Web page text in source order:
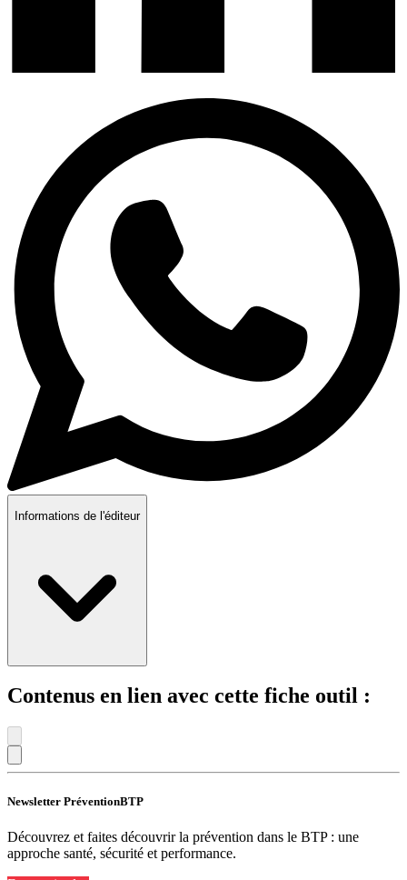
Informations de l'éditeur
Contenus en lien avec cette fiche outil :
Newsletter PréventionBTP
Découvrez et faites découvrir la prévention dans le BTP : une
approche santé, sécurité et performance.